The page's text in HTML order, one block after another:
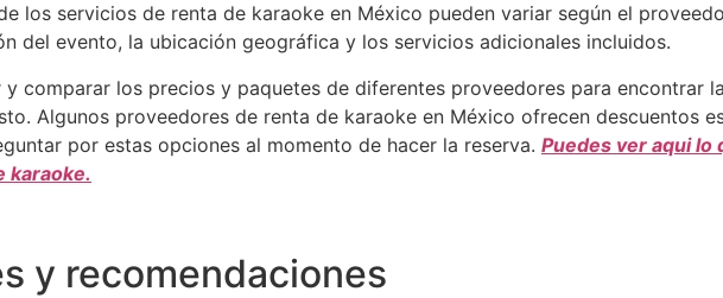
los servicios de renta de karaoke en México pueden variar según el
del evento, la ubicación geográfica y los servicios adicionales incluidos.
comparar los precios y paquetes de diferentes proveedores para encontrar
Algunos proveedores de renta de karaoke en México ofrecen descuentos
por estas opciones al momento de hacer la reserva. Puedes ver aqui lo
karaoke.
y recomendaciones